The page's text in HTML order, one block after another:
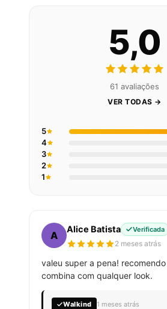
5,0
61 avaliações
VER TODAS →
5
4
3
2
1
A
Alice Batista Verificada
2 meses atrás
valeu super a pena!
combina com qualquer look.
Walkind 1 meses atrás